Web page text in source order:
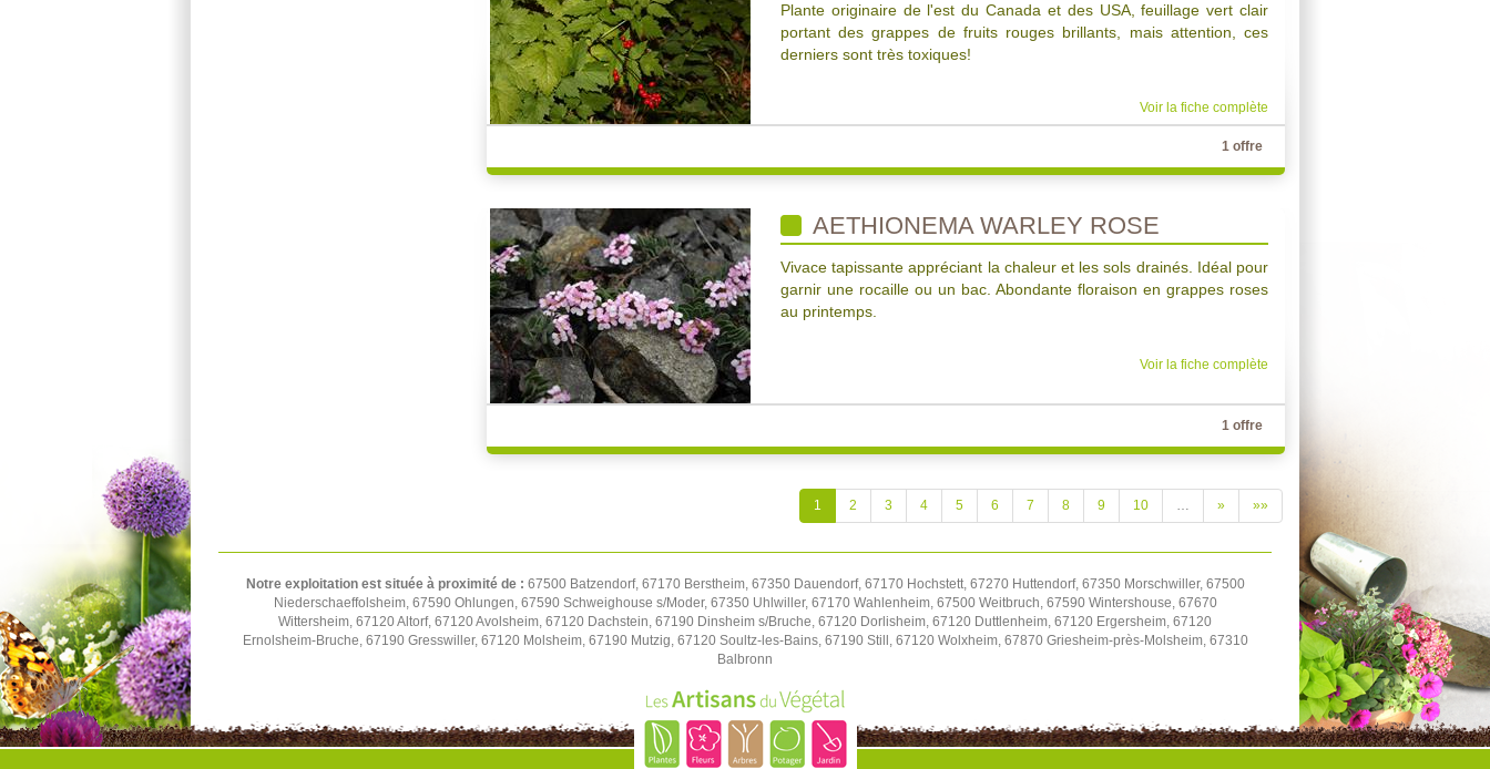
Plante originaire de l'est du Canada et des USA, feuillage vert clair
portant des grappes de fruits rouges brillants, mais attention, ces
derniers sont très toxiques!
Voir la fiche complète
1 offre
AETHIONEMA WARLEY ROSE
Vivace tapissante appréciant la chaleur et les sols drainés. Idéal pour
garnir une rocaille ou un bac. Abondante floraison en grappes roses
au printemps.
Voir la fiche complète
1 offre
1 2 3 4 5 6 7 8 9 10 … » »»
Notre exploitation est située à proximité de : 67500 Batzendorf, 67170 Berstheim, 67350 Dauendorf, 67170 Hochstett, 67270 Huttendorf, 67350 Morschwiller, 67500
Niederschaeffolsheim, 67590 Ohlungen, 67590 Schweighouse s/Moder, 67350 Uhlwiller, 67170 Wahlenheim, 67500 Weitbruch, 67590 Wintershouse, 67670
Wittersheim, 67120 Altorf, 67120 Avolsheim, 67120 Dachstein, 67190 Dinsheim s/Bruche, 67120 Dorlisheim, 67120 Duttlenheim, 67120 Ergersheim, 67120
Ernolsheim-Bruche, 67190 Gresswiller, 67120 Molsheim, 67190 Mutzig, 67120 Soultz-les-Bains, 67190 Still, 67120 Wolxheim, 67870 Griesheim-près-Molsheim, 67310
Balbronn